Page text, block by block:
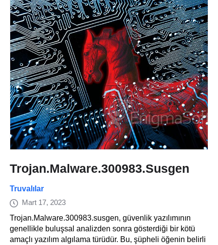
Trojan.Malware.300983.Susgen
Truvalılar
Mart 17, 2023
Trojan.Malware.300983.susgen, güvenlik yazılımının
genellikle buluşsal analizden sonra gösterdiği bir kötü
amaçlı yazılım algılama türüdür. Bu, şüpheli öğenin belirli